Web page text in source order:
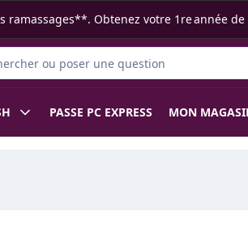
Obtenez votre 1re année de
des produits
PASSE PC EXPRESS MON